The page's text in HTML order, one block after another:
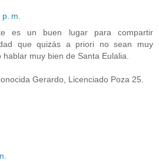
m.
es un buen lugar para compartir
que quizás a priori no sean muy
muy bien de Santa Eulalia.
Gerardo, Licenciado Poza 25.